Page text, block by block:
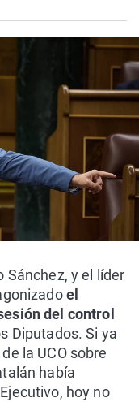
Sánchez, y el líder
el
del control
Diputados. Si ya
la UCO sobre
había
hoy no